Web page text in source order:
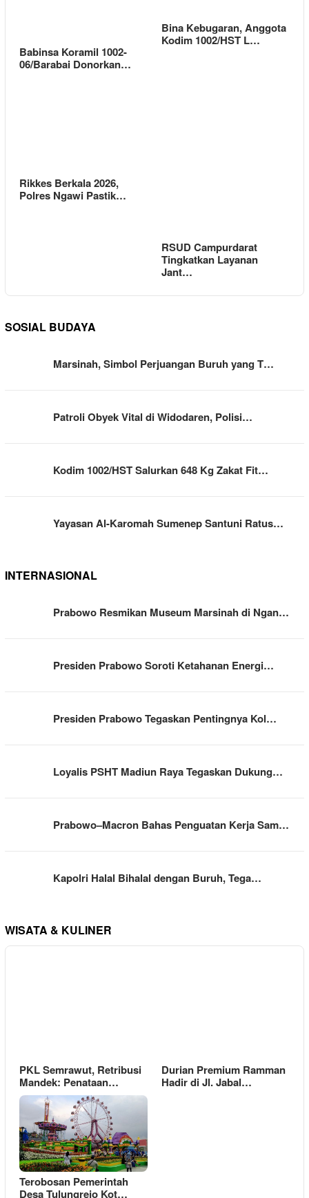
Babinsa Koramil 1002-
06/Barabai Donorkan…
Bina Kebugaran, Anggota
Kodim 1002/HST L…
Rikkes Berkala 2026,
Polres Ngawi Pastik…
RSUD Campurdarat
Tingkatkan Layanan
Jant…
SOSIAL BUDAYA
Marsinah, Simbol Perjuangan Buruh yang T…
Patroli Obyek Vital di Widodaren, Polisi…
Kodim 1002/HST Salurkan 648 Kg Zakat Fit…
Yayasan Al-Karomah Sumenep Santuni Ratus…
INTERNASIONAL
Prabowo Resmikan Museum Marsinah di Ngan…
Presiden Prabowo Soroti Ketahanan Energi…
Presiden Prabowo Tegaskan Pentingnya Kol…
Loyalis PSHT Madiun Raya Tegaskan Dukung…
Prabowo–Macron Bahas Penguatan Kerja Sam…
Kapolri Halal Bihalal dengan Buruh, Tega…
WISATA & KULINER
PKL Semrawut, Retribusi
Mandek: Penataan…
Durian Premium Ramman
Hadir di Jl. Jabal…
Terobosan Pemerintah
Desa Tulungrejo Kot…